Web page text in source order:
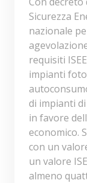
Sicurezza
nazionale
requisiti
impianti
di impianti
in favore
economico.
con un
un valore
almeno